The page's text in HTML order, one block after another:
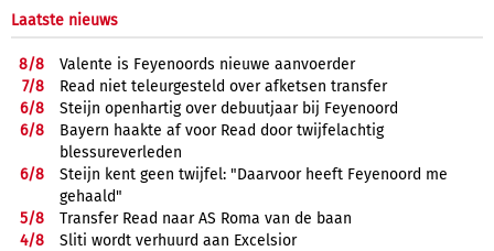
Laatste nieuws
8/8
Valente is Feyenoords nieuwe aanvoerder
7/8
Read niet teleurgesteld over afketsen transfer
6/8
Steijn openhartig over debuutjaar bij Feyenoord
6/8
Bayern haakte af voor Read door twijfelachtig
blessureverleden
6/8
Steijn kent geen twijfel: "Daarvoor heeft Feyenoord me
gehaald"
5/8
Transfer Read naar AS Roma van de baan
4/8
Sliti wordt verhuurd aan Excelsior